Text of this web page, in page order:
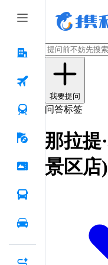
我要提问
问答标签
那拉提
景区店)